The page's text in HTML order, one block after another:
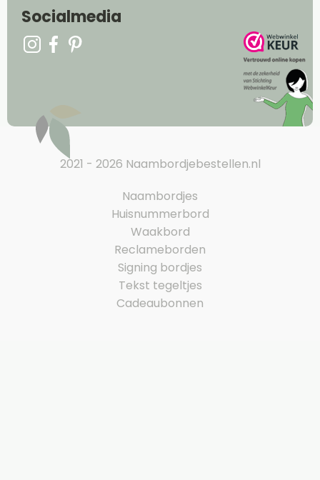
Socialmedia
2021 - 2026 Naambordjebestellen.nl
Naambordjes
Huisnummerbord
Waakbord
Reclameborden
Signing bordjes
Tekst tegeltjes
Cadeaubonnen